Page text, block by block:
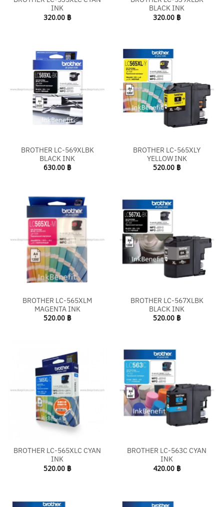
INK
320.00 ฿
BLACK INK
320.00 ฿
BROTHER LC-569XLBK
BLACK INK
630.00 ฿
BROTHER LC-565XLY
YELLOW INK
520.00 ฿
BROTHER LC-565XLM
MAGENTA INK
520.00 ฿
BROTHER LC-567XLBK
BLACK INK
520.00 ฿
BROTHER LC-565XLC CYAN
INK
520.00 ฿
BROTHER LC-563C CYAN
INK
420.00 ฿